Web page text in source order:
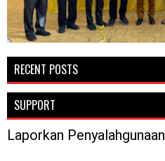
RECENT POSTS
SUPPORT
Laporkan Penyalahgunaan